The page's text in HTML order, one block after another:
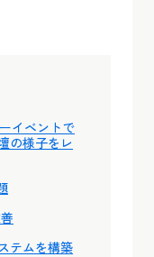
イベントで
の様子をレ
テムを構築